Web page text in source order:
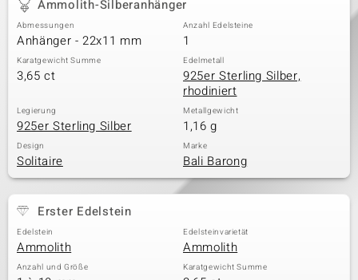
Ammolith-Silberanhänger
Abmessungen
Anhänger - 22x11 mm
Anzahl Edelsteine
1
Karatgewicht Summe
3,65 ct
Edelmetall
925er Sterling Silber,
rhodiniert
Legierung
925er Sterling Silber
Metallgewicht
1,16 g
Design
Solitaire
Marke
Bali Barong
Erster Edelstein
Edelstein
Ammolith
Edelsteinvarietät
Ammolith
Anzahl und Größe Karatgewicht Summe